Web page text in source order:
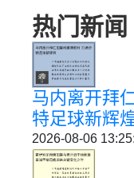
热门新闻
马内离开拜
特足球新辉
2026-08-06